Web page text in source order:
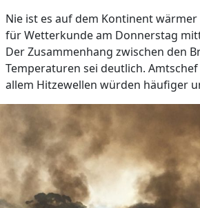
Nie ist es auf dem Kontinent
für Wetterkunde am Donnerstag
Der Zusammenhang zwischen den
Temperaturen sei deutlich.
allem Hitzewellen würden häufiger